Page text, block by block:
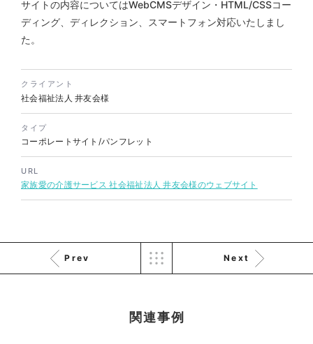
コーポレートサイト
#メーカー・製造業・工業・インフ
#HTML/CSSコーディング
#レスポンシブWebデザイン
杉野屋様 立春大福チラシ
株式会社三共様 会社案内パン
サイトの内容についてはWebCMSデザイン・HTML/CSSコー
ディング、ディレクション、スマートフォン対応いたしまし
た。
クライアント
社会福祉法人 井友会様
タイプ
コーポレートサイト/パンフレット
URL
家族愛の介護サービス 社会福祉法人 井友会様のウェブサイト
Prev Next
関連事例